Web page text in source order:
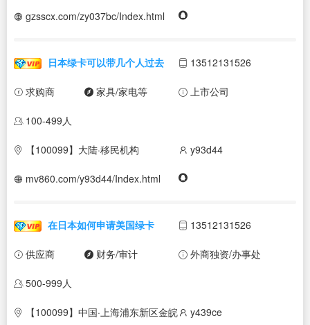
gzsscx.com/zy037bc/Index.html
日本绿卡可以带几个人过去 13512131526
求购商 家具/家电等 上市公司
100-499人
【100099】大陆·移民机构 y93d44
mv860.com/y93d44/Index.html
在日本如何申请美国绿卡 13512131526
供应商 财务/审计 外商独资/办事处
500-999人
【100099】中国·上海浦东新区金皖 y439ce